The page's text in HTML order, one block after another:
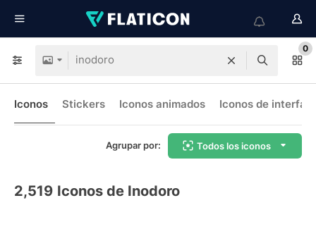
0
Iconos Stickers Iconos animados Iconos de interfaz
Agrupar por: Todos los iconos
2,519 Iconos de Inodoro